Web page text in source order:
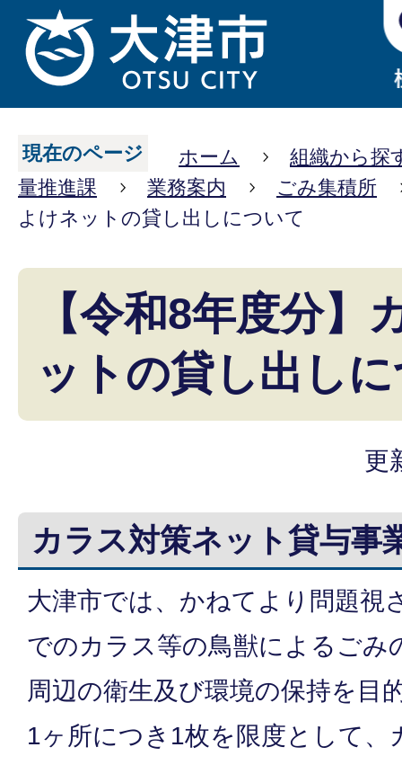
現在のページ ホーム
組織から探
量推進課
業務案内
ごみ集積所
よけネットの貸し出しについて
【令和8年度分】
ットの貸し出し
更
カラス対策ネット貸与事
大津市では、かねてより問題視
でのカラス等の鳥獣によるごみ
周辺の衛生及び環境の保持を目
1ヶ所につき1枚を限度として、